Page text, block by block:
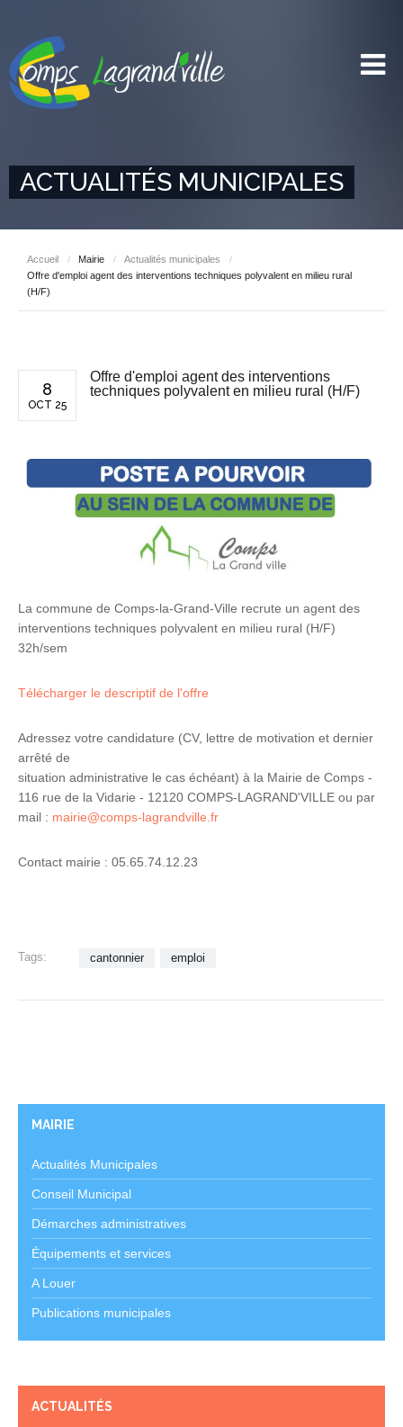
ACTUALITÉS MUNICIPALES
Accueil / Mairie / Actualités municipales
/
Offre d'emploi agent des interventions techniques polyvalent en milieu rural
(H/F)
8
OCT 25
Offre d'emploi agent des interventions
techniques polyvalent en milieu rural (H/F)
La commune de Comps-la-Grand-Ville recrute un agent des
interventions techniques polyvalent en milieu rural (H/F)
32h/sem
Télécharger le descriptif de l'offre
Adressez votre candidature (CV, lettre de motivation et dernier
arrêté de
situation administrative le cas échéant) à la Mairie de Comps -
116 rue de la Vidarie - 12120 COMPS-LAGRAND'VILLE ou par
mail : mairie@comps-lagrandville.fr
Contact mairie : 05.65.74.12.23
Tags: cantonnier emploi
MAIRIE
Actualités Municipales
Conseil Municipal
Démarches administratives
Équipements et services
A Louer
Publications municipales
ACTUALITÉS